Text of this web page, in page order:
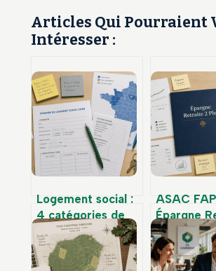
Articles Qui Pourraient
Intéresser :
Logement social :
4 catégories de
financement pour
anticiper votre
futur loyer
ASAC
Épargne
: 0 % de
fonds en
cantonné